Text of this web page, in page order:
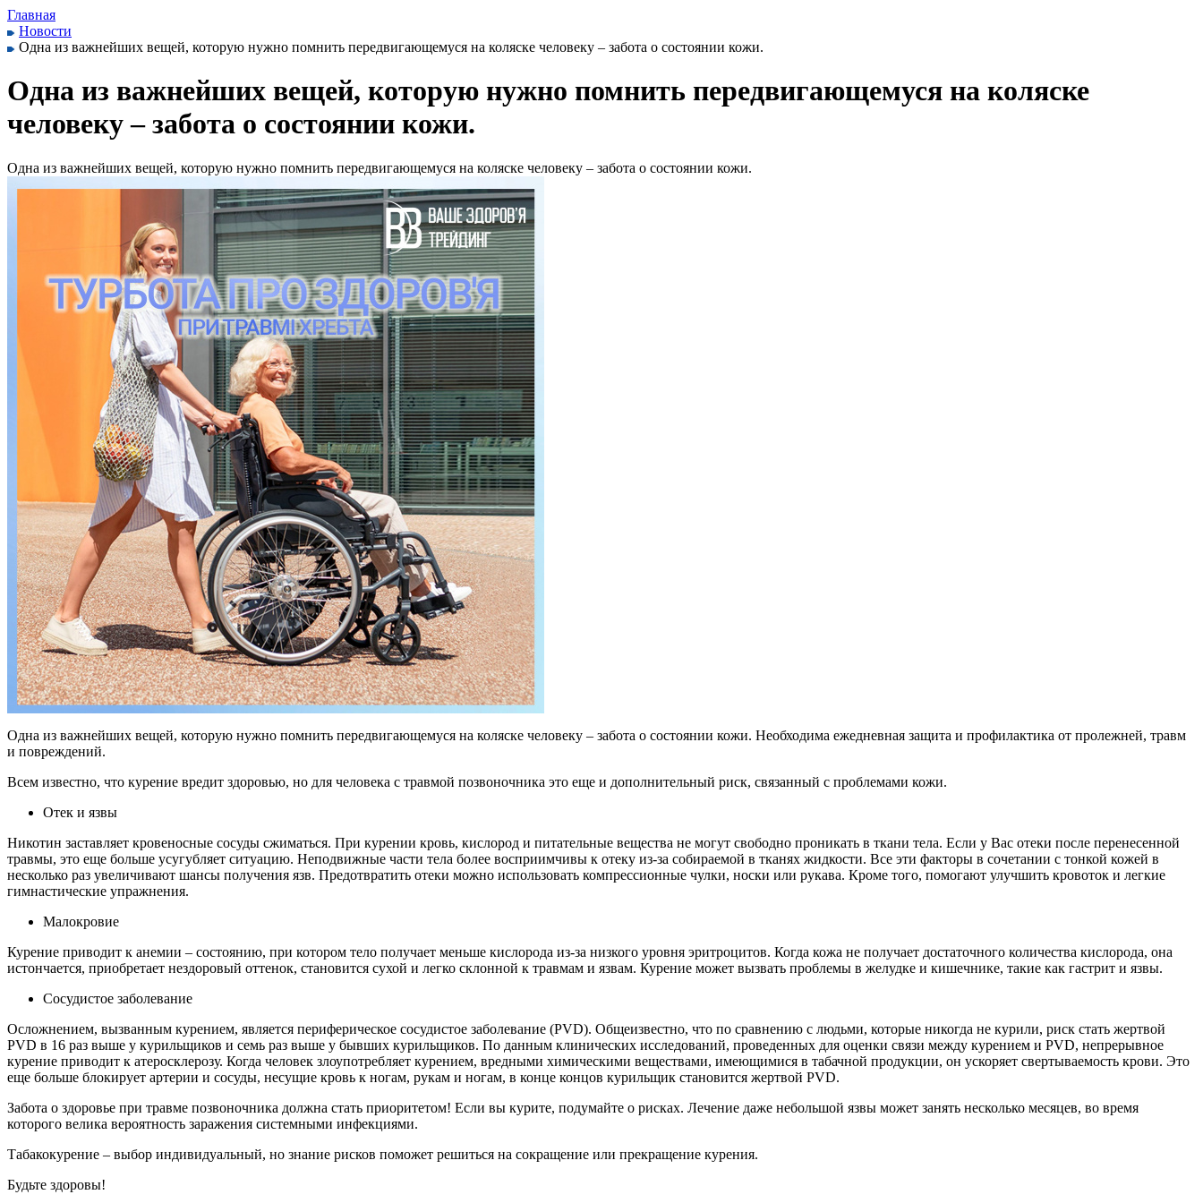
Главная
Новости
Одна из важнейших вещей, которую нужно помнить передвигающемуся на коляске человеку – забота о состоянии кожи.
Одна из важнейших вещей, которую нужно помнить передвигающемуся на коляске
человеку – забота о состоянии кожи.
Одна из важнейших вещей, которую нужно помнить передвигающемуся на коляске человеку – забота о состоянии кожи.
Одна из важнейших вещей, которую нужно помнить передвигающемуся на коляске человеку – забота о состоянии кожи. Необходима ежедневная защита и профилактика от пролежней, травм
и повреждений.
Всем известно, что курение вредит здоровью, но для человека с травмой позвоночника это еще и дополнительный риск, связанный с проблемами кожи.
Отек и язвы
Никотин заставляет кровеносные сосуды сжиматься. При курении кровь, кислород и питательные вещества не могут свободно проникать в ткани тела. Если у Вас отеки после перенесенной
травмы, это еще больше усугубляет ситуацию. Неподвижные части тела более восприимчивы к отеку из-за собираемой в тканях жидкости. Все эти факторы в сочетании с тонкой кожей в
несколько раз увеличивают шансы получения язв. Предотвратить отеки можно использовать компрессионные чулки, носки или рукава. Кроме того, помогают улучшить кровоток и легкие
гимнастические упражнения.
Малокровие
Курение приводит к анемии – состоянию, при котором тело получает меньше кислорода из-за низкого уровня эритроцитов. Когда кожа не получает достаточного количества кислорода, она
истончается, приобретает нездоровый оттенок, становится сухой и легко склонной к травмам и язвам. Курение может вызвать проблемы в желудке и кишечнике, такие как гастрит и язвы.
Сосудистое заболевание
Осложнением, вызванным курением, является периферическое сосудистое заболевание (PVD). Общеизвестно, что по сравнению с людьми, которые никогда не курили, риск стать жертвой
PVD в 16 раз выше у курильщиков и семь раз выше у бывших курильщиков. По данным клинических исследований, проведенных для оценки связи между курением и PVD, непрерывное
курение приводит к атеросклерозу. Когда человек злоупотребляет курением, вредными химическими веществами, имеющимися в табачной продукции, он ускоряет свертываемость крови. Это
еще больше блокирует артерии и сосуды, несущие кровь к ногам, рукам и ногам, в конце концов курильщик становится жертвой PVD.
Забота о здоровье при травме позвоночника должна стать приоритетом! Если вы курите, подумайте о рисках. Лечение даже небольшой язвы может занять несколько месяцев, во время
которого велика вероятность заражения системными инфекциями.
Табакокурение – выбор индивидуальный, но знание рисков поможет решиться на сокращение или прекращение курения.
Будьте здоровы!